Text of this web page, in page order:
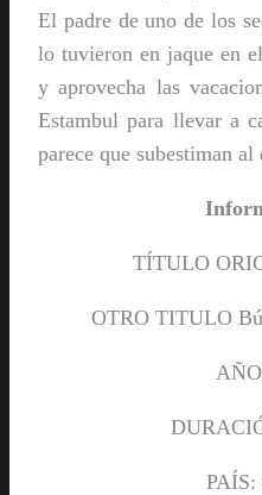
El padre de uno de los
lo tuvieron en jaque en
y aprovecha las
Estambul para llevar a
parece que subestiman
TÍTULO
OTRO TITULO
PAÍS: